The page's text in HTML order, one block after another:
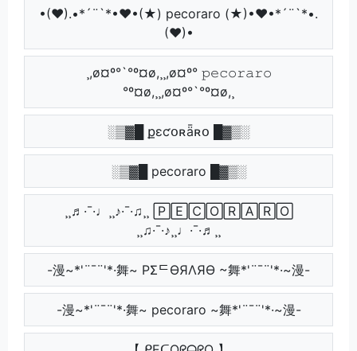
•(♥).•*´¨`*•♥•(★) pecoraro (★)•♥•*´¨`*•.
(♥)•
¸,ø¤º°`°º¤ø,¸¸,ø¤º° 𝚙𝚎𝚌𝚘𝚛𝚊𝚛𝚘
°º¤ø,¸¸,ø¤º°`°º¤ø,¸
░▒▓█ քɛƈօʀǟʀօ █▓▒░
░▒▓█ pecoraro █▓▒░
¸¸♬·¯·♩¸¸♪·¯·♫¸¸ 🄿🄴🄲🄾🅁🄰🅁🄾
¸¸♫·¯·♪¸¸♩·¯·♬¸¸
-漫~*'¨¯¨'*·舞~ PΣᄃӨЯΛЯӨ ~舞*'¨¯¨'*·~漫-
-漫~*'¨¯¨'*·舞~ pecoraro ~舞*'¨¯¨'*·~漫-